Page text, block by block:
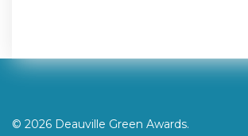
© 2026 Deauville Green Awards.